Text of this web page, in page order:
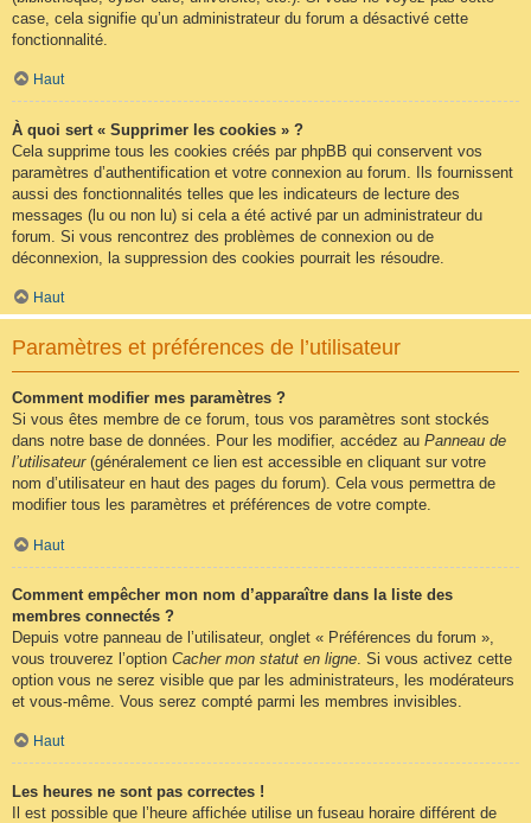
case, cela signifie qu’un administrateur du forum a désactivé cette
fonctionnalité.
Haut
À quoi sert « Supprimer les cookies » ?
Cela supprime tous les cookies créés par phpBB qui conservent vos
paramètres d’authentification et votre connexion au forum. Ils fournissent
aussi des fonctionnalités telles que les indicateurs de lecture des
messages (lu ou non lu) si cela a été activé par un administrateur du
forum. Si vous rencontrez des problèmes de connexion ou de
déconnexion, la suppression des cookies pourrait les résoudre.
Haut
Paramètres et préférences de l’utilisateur
Comment modifier mes paramètres ?
Si vous êtes membre de ce forum, tous vos paramètres sont stockés
dans notre base de données. Pour les modifier, accédez au Panneau de
l’utilisateur(généralement ce lien est accessible en cliquant sur votre
nom d’utilisateur en haut des pages du forum). Cela vous permettra de
modifier tous les paramètres et préférences de votre compte.
Haut
Comment empêcher mon nom d’apparaître dans la liste des
membres connectés ?
Depuis votre panneau de l’utilisateur, onglet « Préférences du forum »,
vous trouverez l’option Cacher mon statut en ligne . Si vous activez cette
option vous ne serez visible que par les administrateurs, les modérateurs
et vous-même. Vous serez compté parmi les membres invisibles.
Haut
Les heures ne sont pas correctes !
Il est possible que l’heure affichée utilise un fuseau horaire différent de